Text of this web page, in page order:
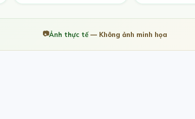
📷Ảnh thực tế— Không ảnh minh họa